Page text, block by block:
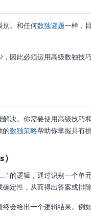
别。和任何数独谜题一样，
因此必须运用高级数独技
决。你需要使用高级技巧
的数独策略帮助你掌握具有
的逻辑，通过识别一个单
定性，从而得出答案或排除
会给出一个逻辑结果。例